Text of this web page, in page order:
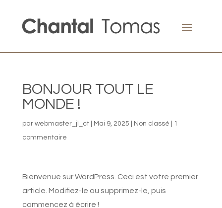
BONJOUR TOUT LE
MONDE !
par webmaster_jl_ct| Mai 9, 2025 Non classé
1
commentaire
Bienvenue sur WordPress. Ceci est votre premier
article. Modifiez-le ou supprimez-le, puis
commencez à écrire !